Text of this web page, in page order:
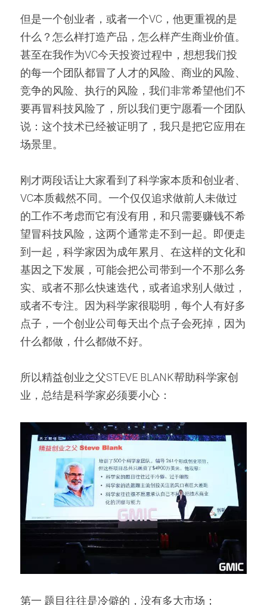
但是一个创业者，或者一个VC，他更重视的是
什么？怎么样打造产品，怎么样产生商业价值。
甚至在我作为VC今天投资过程中，想想我们投
的每一个团队都冒了人才的风险、商业的风险、
竞争的风险、执行的风险，我们非常希望他们不
要再冒科技风险了，所以我们更宁愿看一个团队
说：这个技术已经被证明了，我只是把它应用在
场景里。
刚才两段话让大家看到了科学家本质和创业者、
VC本质截然不同。一个仅仅追求做前人未做过
的工作不考虑而它有没有用，和只需要赚钱不希
望冒科技风险，这两个通常走不到一起。即便走
到一起，科学家因为成年累月、在这样的文化和
基因之下发展，可能会把公司带到一个不那么务
实、或者不那么快速迭代，或者追求别人做过，
或者不专注。因为科学家很聪明，每个人有好多
点子，一个创业公司每天出个点子会死掉，因为
什么都做，什么都做不好。
所以精益创业之父STEVE BLANK帮助科学家创
业，总结是科学家必须要小心：
第一 题目往往是冷僻的，没有多大市场；